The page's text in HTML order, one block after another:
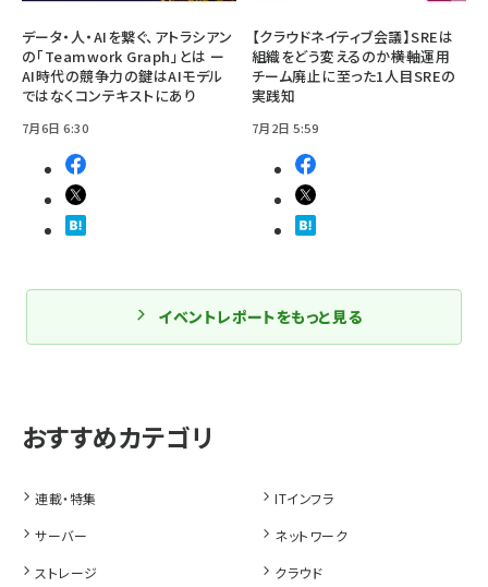
データ・人・AIを繋ぐ、アトラシアン
の「Teamwork Graph」とは ー
AI時代の競争力の鍵はAIモデル
ではなくコンテキストにあり
7月6日 6:30
【クラウドネイティブ会議】SREは
組織をどう変えるのか――横軸運用
チーム廃止に至った1人目SREの
実践知
7月2日 5:59
イベントレポートをもっと見る
連載・特集
ITインフラ
サーバー
ネットワーク
ストレージ
クラウド